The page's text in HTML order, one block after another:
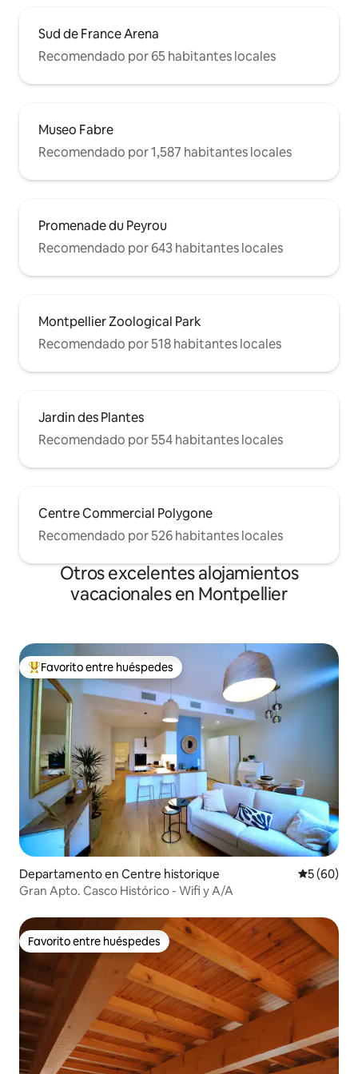
Sud de France Arena
Recomendado por 65 habitantes locales
Museo Fabre
Recomendado por 1,587 habitantes locales
Promenade du Peyrou
Recomendado por 643 habitantes locales
Montpellier Zoological Park
Recomendado por 518 habitantes locales
Jardin des Plantes
Recomendado por 554 habitantes locales
Centre Commercial Polygone
Recomendado por 526 habitantes locales
Otros excelentes alojamientos
vacacionales en Montpellier
De los mejores en Favorito entre huéspedes
Favorito entre huéspedes
Departamento en Centre historique
5 (60)
Gran Apto. Casco Histórico - Wifi y A/A
Favorito entre huéspedes
Favorito entre huéspedes